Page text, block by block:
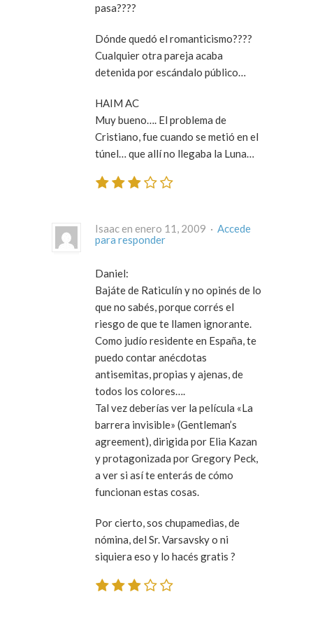
pasa????
Dónde quedó el romanticismo????
Cualquier otra pareja acaba
detenida por escándalo público…
HAIM AC
Muy bueno…. El problema de
Cristiano, fue cuando se metió en el
túnel… que allí no llegaba la Luna…
Isaac en enero 11, 2009 · Accede
para responder
Daniel:
Bajáte de Raticulín y no opinés de lo
que no sabés, porque corrés el
riesgo de que te llamen ignorante.
Como judío residente en España, te
puedo contar anécdotas
antisemitas, propias y ajenas, de
todos los colores….
Tal vez deberías ver la película «La
barrera invisible» (Gentleman’s
agreement), dirigida por Elia Kazan
y protagonizada por Gregory Peck,
a ver si así te enterás de cómo
funcionan estas cosas.
Por cierto, sos chupamedias, de
nómina, del Sr. Varsavsky o ni
siquiera eso y lo hacés gratis ?